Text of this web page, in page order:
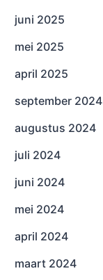
juni 2025
mei 2025
april 2025
september 2024
augustus 2024
juli 2024
juni 2024
mei 2024
april 2024
maart 2024